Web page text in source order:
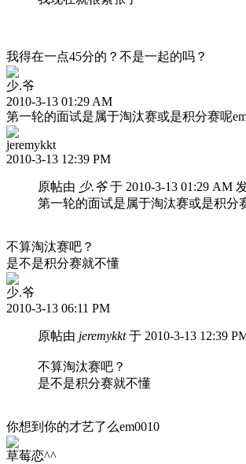
我得在一点45分的？不是一起的吗？
少.爷
2010-3-13 01:29 AM
第一轮的面试是属于淘汰赛或是积分赛呢
jeremykkt
2010-3-13 12:39 PM
原帖由 少.爷于 2010-3-13 01:29 AM
第一轮的面试是属于淘汰赛或是积分
不算淘汰赛吧？
是不是积分赛就不懂
少.爷
2010-3-13 06:11 PM
原帖由 jeremykkt于 2010-3-13 12:39
不算淘汰赛吧？
是不是积分赛就不懂
你想到你的才艺了么em0010
草莓恋^^